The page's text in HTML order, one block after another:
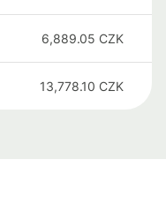
6,889.05 CZK
13,778.10 CZK